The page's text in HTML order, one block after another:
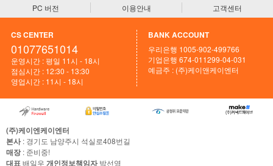
PC 버전 이용안내 고객센터
CS CENTER
01077651014
운영시간 : 평일 11시 - 18시
점심시간 : 12:30 - 13:30
영업시간 : 11시 - 18시
BANK ACCOUNT
우리은행 1005-902-499766
기업은행 674-011299-04-031
예금주 : (주)케이앤케이엔터
(주)케이엔케이엔터
본사: 경기도 남양주시 석실로408번길
매장: 준비중!
대표배일우 개인정보책임자박선영